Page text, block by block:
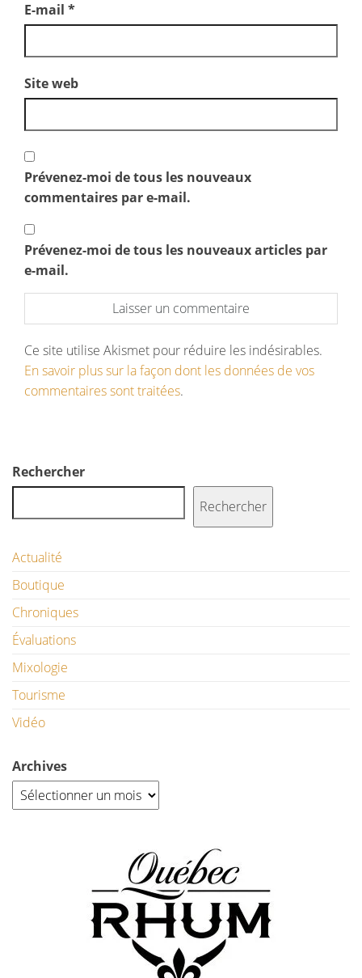
E-mail *
Site web
Prévenez-moi de tous les nouveaux
commentaires par e-mail.
Prévenez-moi de tous les nouveaux articles par
e-mail.
Ce site utilise Akismet pour réduire les indésirables.
En savoir plus sur la façon dont les données de vos
commentaires sont traitées.
Rechercher
Rechercher
Actualité
Boutique
Chroniques
Évaluations
Mixologie
Tourisme
Vidéo
Archives